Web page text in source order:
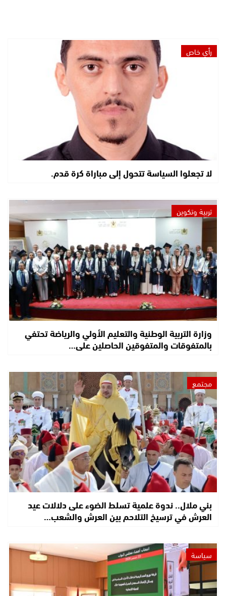
رأي خاص
لا تجعلوا السياسة تتحول إلى مباراة كرة قدم.
تربية وتكوين
وزارة التربية الوطنية والتعليم الأولي والرياضة تحتفي
بالمتفوقات والمتفوقين الحاصلين على…
مجتمع
بني ملال.. ندوة علمية تسلط الضوء على دلالات عيد
العرش في ترسيخ التلاحم بين العرش والشعب…
سياسة